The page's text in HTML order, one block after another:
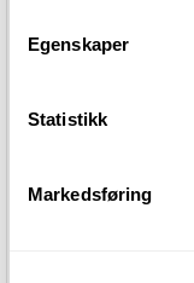
Identifisere
Undermer info
brukes. Du kan
samtykke fra
Egenskaper
Statistikk
Markedsføring